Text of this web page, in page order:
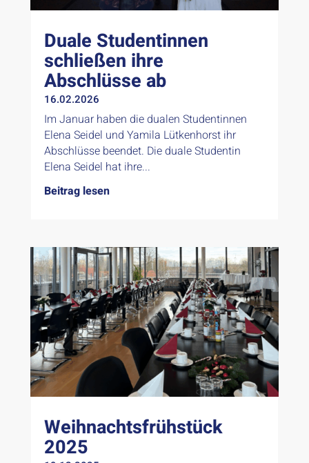
Duale Studentinnen
schließen ihre
Abschlüsse ab
16.02.2026
Im Januar haben die dualen Studentinnen
Elena Seidel und Yamila Lütkenhorst ihr
Abschlüsse beendet. Die duale Studentin
Elena Seidel hat ihre...
Beitrag lesen
Weihnachtsfrühstück
2025